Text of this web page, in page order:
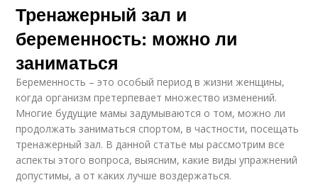
Тренажерный зал и
беременность: можно ли
заниматься
Беременность – это особый период в жизни женщины,
когда организм претерпевает множество изменений.
Многие будущие мамы задумываются о том, можно ли
продолжать заниматься спортом, в частности, посещать
тренажерный зал. В данной статье мы рассмотрим все
аспекты этого вопроса, выясним, какие виды упражнений
допустимы, а от каких лучше воздержаться.